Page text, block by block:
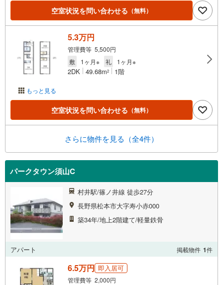
空室状況を問い合わせる （無料）
もっと見る
5.3万円
管理費等 5,500円
敷
1ヶ月※ 礼 1ヶ月※
2DK 49.68m2 1階
空室状況を問い合わせる （無料）
さらに物件を見る（全4件）
パークタウン須山C
村井駅/篠ノ井線 徒歩27分
長野県松本市大字寿小赤000
築34年/地上2階建て/軽量鉄骨
アパート 掲載物件 1件
6.5万円 即入居可
管理費等 2,000円